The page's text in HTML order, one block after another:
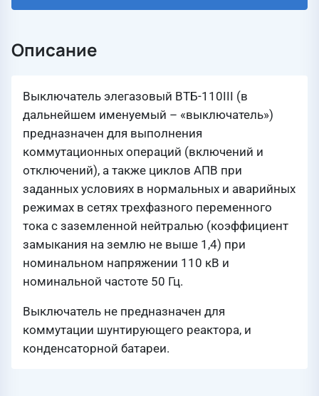
Описание
Выключатель элегазовый ВТБ-110III (в
дальнейшем именуемый – «выключатель»)
предназначен для выполнения
коммутационных операций (включений и
отключений), а также циклов АПВ при
заданных условиях в нормальных и аварийных
режимах в сетях трехфазного переменного
тока с заземленной нейтралью (коэффициент
замыкания на землю не выше 1,4) при
номинальном напряжении 110 кВ и
номинальной частоте 50 Гц.
Выключатель не предназначен для
коммутации шунтирующего реактора, и
конденсаторной батареи.